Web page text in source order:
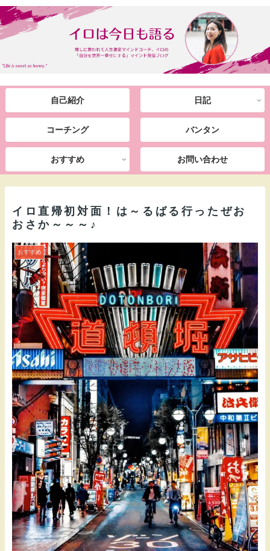
自己紹介 日記
コーチング バンタン
おすすめ お問い合わせ
イロ直帰初対面！は～るばる行ったぜお
おさか～～～♪
おすすめ